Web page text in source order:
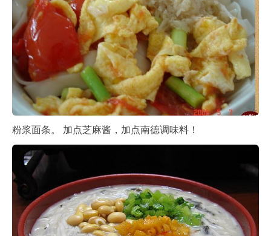
粉浆面条。 加点芝麻酱，加点南德调味料！